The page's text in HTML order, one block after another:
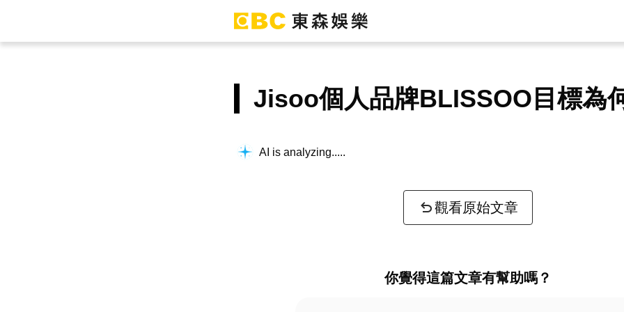
Jisoo個人品牌BLISSOO目標為
AI is analyzing...
觀看原始文章
你覺得這篇文章有幫助嗎？